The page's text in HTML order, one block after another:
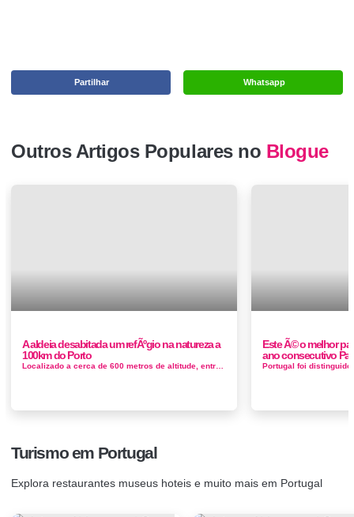
Whatsapp
Partilhar
Outros Artigos Populares no Blogue
A aldeia desabitada um refÃºgio na natureza a
100km do Porto
Localizado a cerca de 600 metros de altitude, entre três serras, Drave é um lugar muito remoto, onde o passar das horas d&aacut...
Este Ã© o melhor
ano consecutivo
Turismo em Portugal
Explora restaurantes museus hoteis e muito mais em Portugal